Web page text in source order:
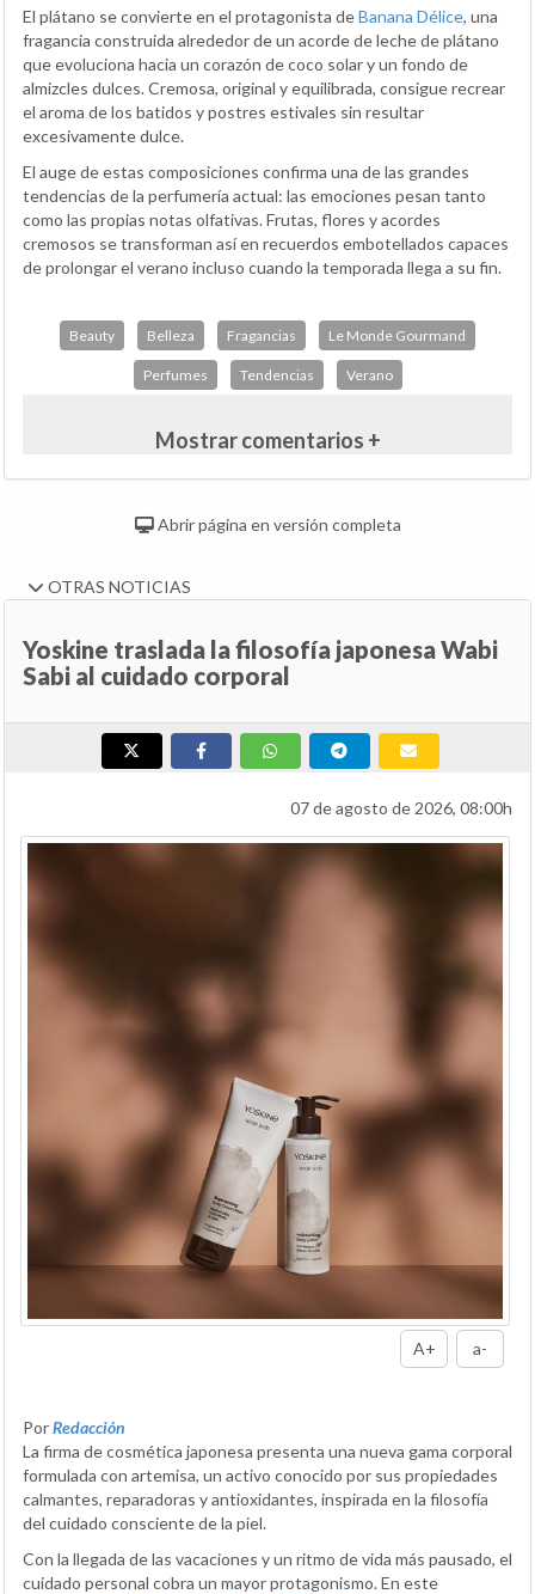
El plátano se convierte en el protagonista deBanana Délice, una
fragancia construida alrededor de un acorde de leche de plátano
que evoluciona hacia un corazón de coco solar y un fondo de
almizcles dulces. Cremosa, original y equilibrada, consigue recrear
el aroma de los batidos y postres estivales sin resultar
excesivamente dulce.
El auge de estas composiciones confirma una de las grandes
tendencias de la perfumería actual: las emociones pesan tanto
como las propias notas olfativas. Frutas, flores y acordes
cremosos se transforman así en recuerdos embotellados capaces
de prolongar el verano incluso cuando la temporada llega a su fin.
Beauty Belleza Fragancias Le Monde Gourmand
Perfumes Tendencias Verano
Mostrar comentarios +
Abrir página en versión completa
OTRAS NOTICIAS
Yoskine traslada la filosofía japonesa Wabi
Sabi al cuidado corporal
07 de agosto de 2026, 08:00h
A+ a-
PorRedacción
La firma de cosmética japonesa presenta una nueva gama corporal
formulada con artemisa, un activo conocido por sus propiedades
calmantes, reparadoras y antioxidantes, inspirada en la filosofía
del cuidado consciente de la piel.
Con la llegada de las vacaciones y un ritmo de vida más pausado, el
cuidado personal cobra un mayor protagonismo. En este